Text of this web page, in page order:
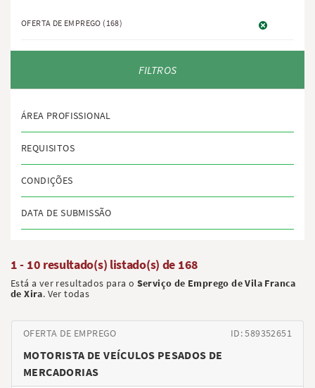
OFERTA DE EMPREGO (168)
FILTROS
ÁREA PROFISSIONAL
REQUISITOS
CONDIÇÕES
DATA DE SUBMISSÃO
1 - 10 resultado(s) listado(s) de 168
Está a ver resultados para o Serviço de Emprego de Vila Franca
de Xira. Ver todas
OFERTA DE EMPREGO ID: 589352651
MOTORISTA DE VEÍCULOS PESADOS DE
MERCADORIAS